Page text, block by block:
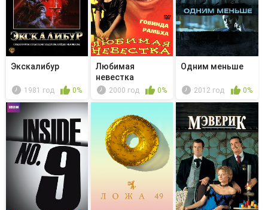
Экскалибур
1981 год 0%
Любимая
невестка
2000 год 0%
Одним меньше
2012 год 0%